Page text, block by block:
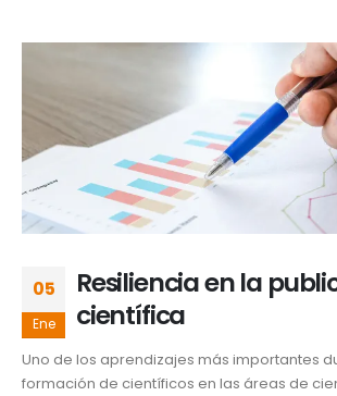
05
Ene
Resiliencia en la
científica
Uno de los aprendizajes más importantes
formación de científicos en las áreas de